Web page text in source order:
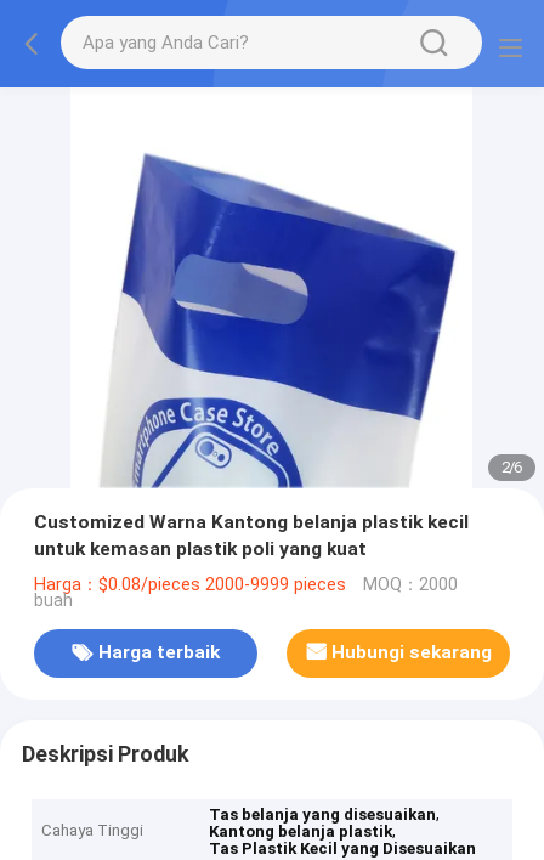
2/6
Customized Warna Kantong belanja plastik kecil
untuk kemasan plastik poli yang kuat
Harga：$0.08/pieces 2000-9999 pieces MOQ：2000
buah
Harga terbaik Hubungi sekarang
Deskripsi Produk
Cahaya Tinggi
Tas belanja yang disesuaikan,
Kantong belanja plastik,
Tas Plastik Kecil yang Disesuaikan